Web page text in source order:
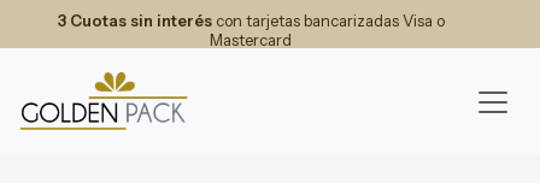
3 Cuotas sin interéscon tarjetas bancarizadas Visa o
Mastercard